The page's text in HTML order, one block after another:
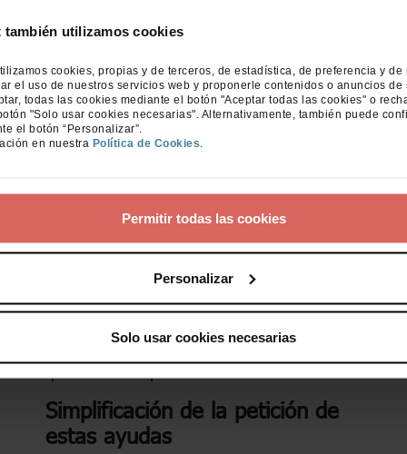
también utilizamos cookies
cookies, propias y de terceros, de estadística, de preferencia y de
el uso de nuestros servicios web y proponerle contenidos o anuncios de
todas las cookies mediante el botón "Aceptar todas las cookies" o
"Solo usar cookies necesarias". Alternativamente, también puede
el botón “Personalizar”.
en nuestra Política de Cookies
Permitir todas las cookies
Personalizar
Solo usar cookies necesarias
esta sea un poco más generoso. Si bien
ahora se vuelve a recuperar para que si has
adquirido un coche eléctrico el año pasado
te lo puedas desgravar en la declaración de
la renta.
adquirir un vehículo eléctrico supone una
inversión importante de dinero, por lo
tanto, dadas las ventajas que tiene disponer
son algunos de los beneficios a los que
pueden optar las personas que eligen la
sostenibilidad y contribuir a la mejora del
medioambiente. Si te lo estabas pensando,
quizás esto te permita aclarar las ideas.
Simplificación de la petición de
estas ayudas